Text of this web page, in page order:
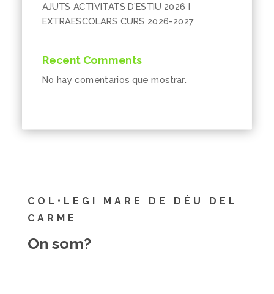
AJUTS ACTIVITATS D’ESTIU 2026 I
EXTRAESCOLARS CURS 2026-2027
Recent Comments
No hay comentarios que mostrar.
COL•LEGI MARE DE DÉU DEL
CARME
On som?